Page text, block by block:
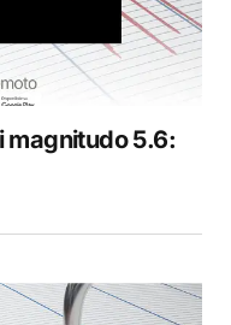
magnitudo 5.6: